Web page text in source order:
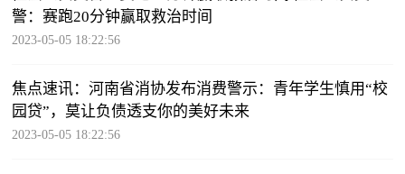
警：赛跑20分钟赢取救治时间
2023-05-05 18:22:56
焦点速讯：河南省消协发布消费警示：青年学生慎用“校
园贷”，莫让负债透支你的美好未来
2023-05-05 18:22:56